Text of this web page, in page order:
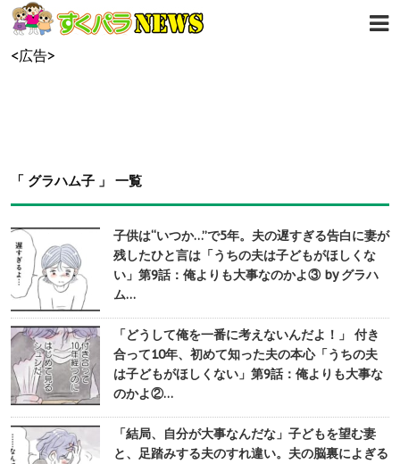
<広告>
「 グラハム子 」 一覧
子供は“いつか…”で5年。夫の遅すぎる告白に妻が
残したひと言は「うちの夫は子どもがほしくな
い」第9話：俺よりも大事なのかよ③ by グラハ
ム…
「どうして俺を一番に考えないんだよ！」 付き
合って10年、初めて知った夫の本心「うちの夫
は子どもがほしくない」第9話：俺よりも大事な
のかよ②…
「結局、自分が大事なんだな」子どもを望む妻
と、足踏みする夫のすれ違い。夫の脳裏によぎる